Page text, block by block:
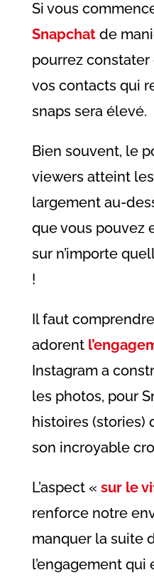
Si vous
Snapchatde
pourrez
vos contacts qui
snaps sera élevé.
Bien souvent, le
viewers atteint
largement au-
que vous pouvez
sur n’importe
!
Il faut
adorent
Instagram a
les photos, pour
histoires (stories)
son incroyable
L’aspect « sur le
renforce notre
manquer la suite
l’engagement